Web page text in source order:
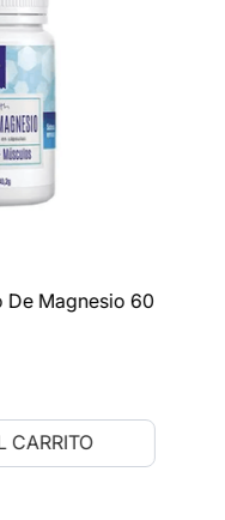
De Magnesio 60
CARRITO